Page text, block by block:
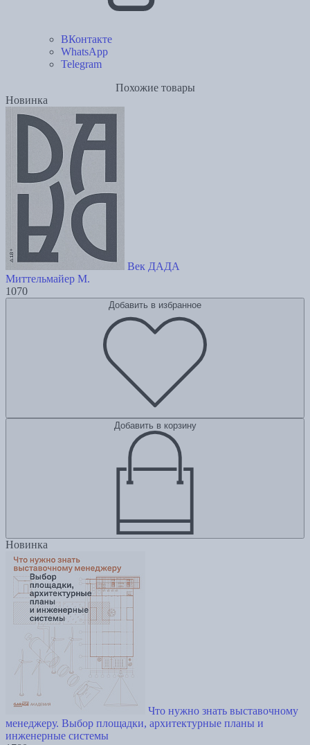
ВКонтакте
WhatsApp
Telegram
Похожие товары
Новинка
Век ДАДА
Миттельмайер М.
1070
Добавить в избранное
Добавить в корзину
Новинка
Что нужно знать выставочному
менеджеру. Выбор площадки, архитектурные планы и
инженерные системы